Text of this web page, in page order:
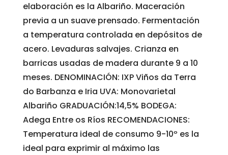
elaboración es la Albariño. Maceración
previa a un suave prensado. Fermentación
a temperatura controlada en depósitos de
acero. Levaduras salvajes. Crianza en
barricas usadas de madera durante 9 a 10
meses. DENOMINACIÓN: IXP Viños da Terra
do Barbanza e Iria UVA: Monovarietal
Albariño GRADUACIÓN:14,5% BODEGA:
Adega Entre os Ríos RECOMENDACIONES:
Temperatura ideal de consumo 9-10º es la
ideal para exprimir al máximo las